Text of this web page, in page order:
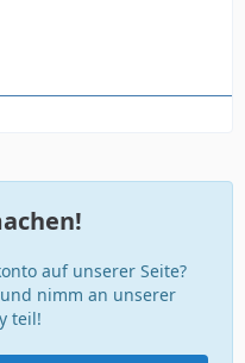
auf unserer Seite?
und nimm an unserer
teil!